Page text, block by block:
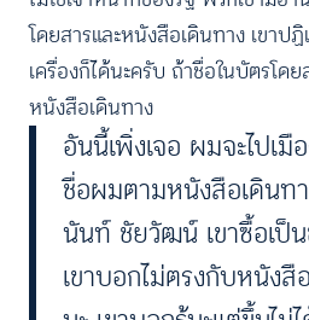
โดยสารและหนังสือเดินทาง เขาป
เครื่องก็ได้นะครับ ถ้าชื่อในบัตรโด
หนังสือเดินทาง
อันนี้เพิ่งเจอ ผมจะไปเ
ชื่อผมตามหนังสือเดินท
นันท์ ชัยวัฒน์ เขาซื้อเ
เขาบอกไม่ตรงกับหนัง